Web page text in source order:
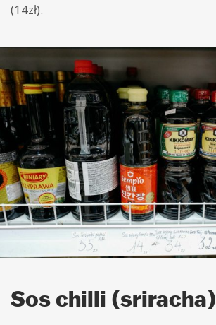
(14zł).
Sos chilli (sriracha)